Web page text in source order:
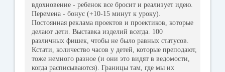
вдохновение - ребенок все бросит и реализует идею.
Перемена - бонус (+10-15 минут к уроку).
Постоянная реклама проектов и проектиков, которые
делают дети. Выставка изделий всегда. 100
различных фишек, чтобы не было равных статусов.
Кстати, количество часов у детей, которые преподают,
тоже немного разное (и они это видят в ведомости,
когда расписываются). Границы там, где мы их